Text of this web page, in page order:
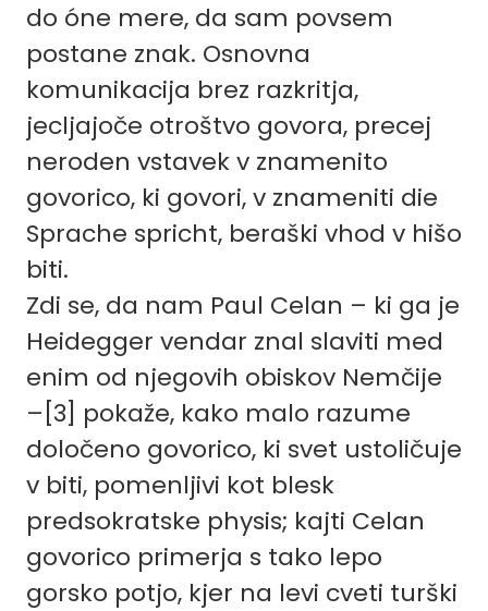
do óne mere, da sam povsem
postane znak. Osnovna
komunikacija brez razkritja,
jecljajoče otroštvo govora, precej
neroden vstavek v znamenito
govorico, ki govori, v znameniti die
Sprache spricht, beraški vhod v hišo
biti.
Zdi se, da nam Paul Celan – ki ga je
Heidegger vendar znal slaviti med
enim od njegovih obiskov Nemčije
–[3] pokaže, kako malo razume
določeno govorico, ki svet ustoličuje
v biti, pomenljivi kot blesk
predsokratske physis; kajti Celan
govorico primerja s tako lepo
gorsko potjo, kjer na levi cveti turški